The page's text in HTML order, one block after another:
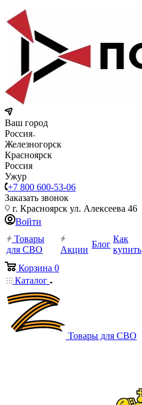
Ваш город
Россия
Железногорск
Красноярск
Россия
Ужур
+7 800 600-53-06
Заказать звонок
г. Красноярск ул. Алексеева 46
Войти
Товары
для СВО
Акции
Блог
Как
купить
Корзина 0
Каталог
Товары для СВО